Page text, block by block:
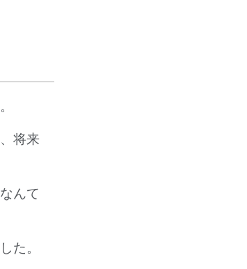
将来
んて
た。